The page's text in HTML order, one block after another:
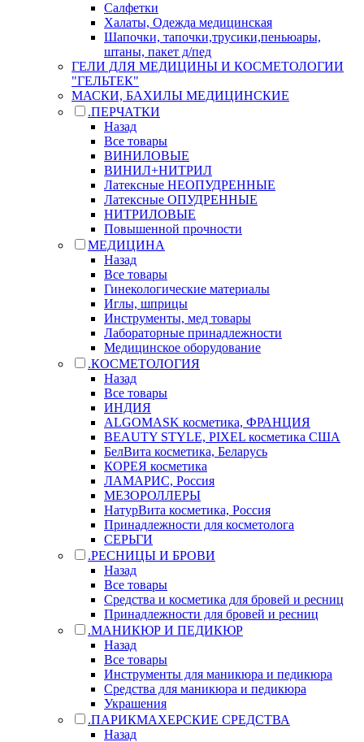
Салфетки
Халаты, Одежда медицинская
Шапочки, тапочки,трусики,пеньюары,
штаны, пакет д/пед
ГЕЛИ ДЛЯ МЕДИЦИНЫ И КОСМЕТОЛОГИИ
"ГЕЛЬТЕК"
МАСКИ, БАХИЛЫ МЕДИЦИНСКИЕ
.ПЕРЧАТКИ
Назад
Все товары
ВИНИЛОВЫЕ
ВИНИЛ+НИТРИЛ
Латексные НЕОПУДРЕННЫЕ
Латексные ОПУДРЕННЫЕ
НИТРИЛОВЫЕ
Повышенной прочности
МЕДИЦИНА
Назад
Все товары
Гинекологические материалы
Иглы, шприцы
Инструменты, мед товары
Лабораторные принадлежности
Медицинское оборудование
.КОСМЕТОЛОГИЯ
Назад
Все товары
ИНДИЯ
ALGOMASK косметика, ФРАНЦИЯ
BEAUTY STYLE, PIXEL косметика США
БелВита косметика, Беларусь
КОРЕЯ косметика
ЛАМАРИС, Россия
МЕЗОРОЛЛЕРЫ
НатурВита косметика, Россия
Принадлежности для косметолога
СЕРЬГИ
.РЕСНИЦЫ И БРОВИ
Назад
Все товары
Средства и косметика для бровей и ресниц
Принадлежности для бровей и ресниц
.МАНИКЮР И ПЕДИКЮР
Назад
Все товары
Инструменты для маникюра и педикюра
Средства для маникюра и педикюра
Украшения
.ПАРИКМАХЕРСКИЕ СРЕДСТВА
Назад